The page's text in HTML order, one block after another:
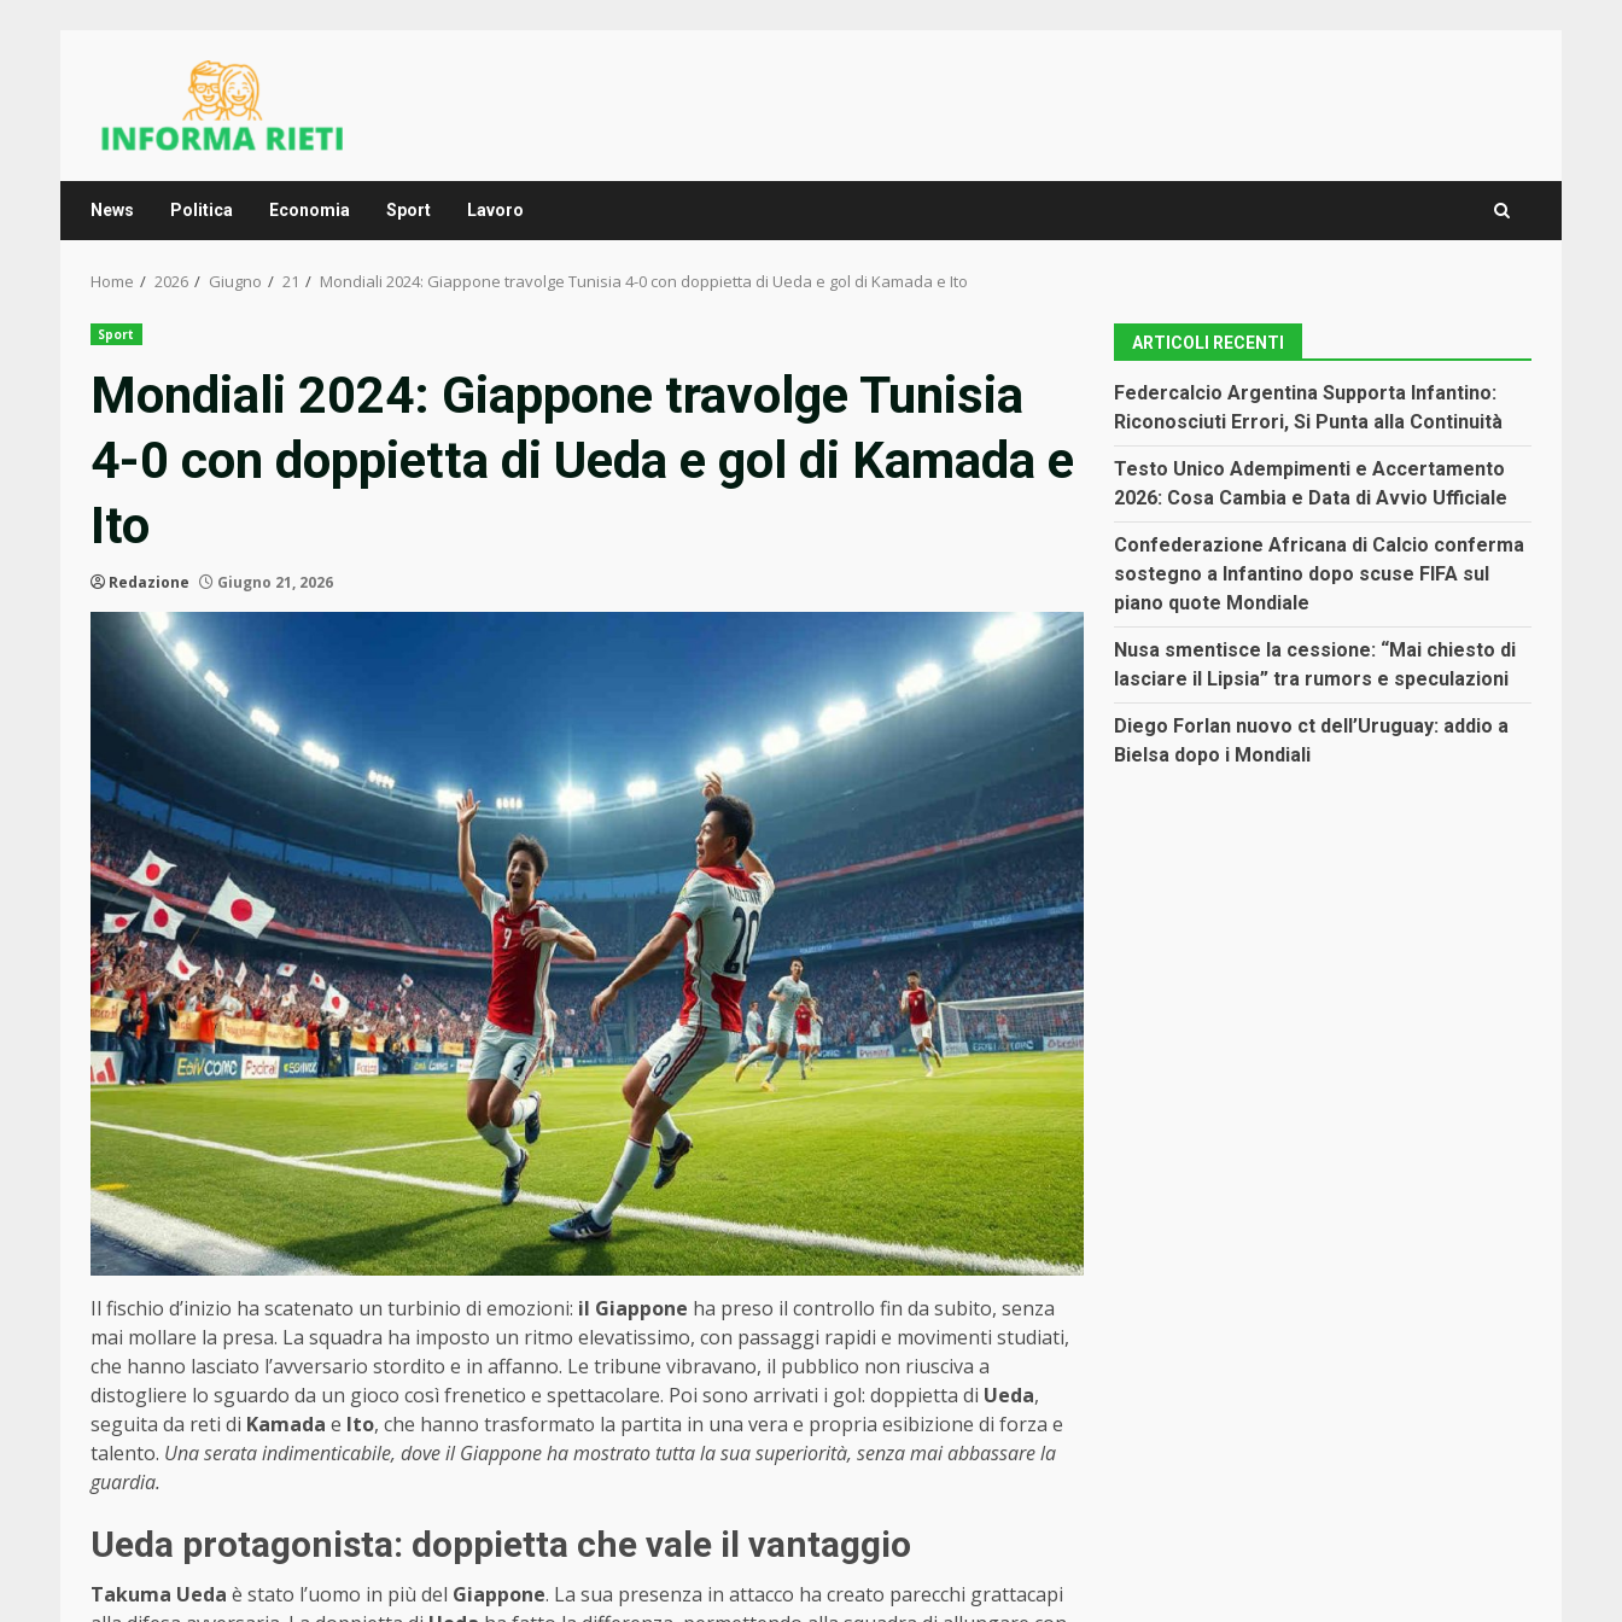
News Politica Economia Sport Lavoro
Home 2026 Giugno 21 Mondiali 2024: Giappone travolge Tunisia 4-0 con doppietta di Ueda e gol di Kamada e Ito
Sport
Mondiali 2024: Giappone travolge Tunisia
4-0 con doppietta di Ueda e gol di Kamada e
Ito
Redazione Giugno 21, 2026
Il fischio d’inizio ha scatenato un turbinio di emozioni: il Giappone ha preso il controllo fin da subito, senza
mai mollare la presa. La squadra ha imposto un ritmo elevatissimo, con passaggi rapidi e movimenti studiati,
che hanno lasciato l’avversario stordito e in affanno. Le tribune vibravano, il pubblico non riusciva a
distogliere lo sguardo da un gioco così frenetico e spettacolare. Poi sono arrivati i gol: doppietta di Ueda,
seguita da reti di Kamada e Ito, che hanno trasformato la partita in una vera e propria esibizione di forza e
talento. Una serata indimenticabile, dove il Giappone ha mostrato tutta la sua superiorità, senza mai abbassare la
guardia.
Ueda protagonista: doppietta che vale il vantaggio
Takuma Ueda è stato l’uomo in più del Giappone. La sua presenza in attacco ha creato parecchi grattacapi
ARTICOLI RECENTI
Federcalcio Argentina Supporta Infantino:
Riconosciuti Errori, Si Punta alla Continuità
Testo Unico Adempimenti e Accertamento
2026: Cosa Cambia e Data di Avvio Ufficiale
Confederazione Africana di Calcio conferma
sostegno a Infantino dopo scuse FIFA sul
piano quote Mondiale
Nusa smentisce la cessione: “Mai chiesto di
lasciare il Lipsia” tra rumors e speculazioni
Diego Forlan nuovo ct dell’Uruguay: addio a
Bielsa dopo i Mondiali